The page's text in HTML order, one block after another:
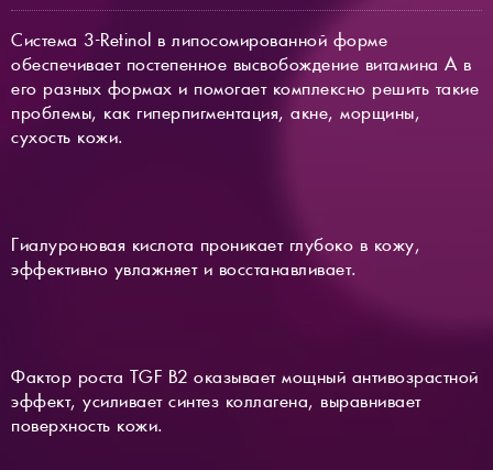
Система 3-Retinol в липосомированной форме
обеспечивает постепенное высвобождение витамина А в
его разных формах и помогает комплексно решить такие
проблемы, как гиперпигментация, акне, морщины,
сухость кожи.
Гиалуроновая кислота проникает глубоко в кожу,
эффективно увлажняет и восстанавливает.
Фактор роста TGF B2 оказывает мощный антивозрастной
эффект, усиливает синтез коллагена, выравнивает
поверхность кожи.